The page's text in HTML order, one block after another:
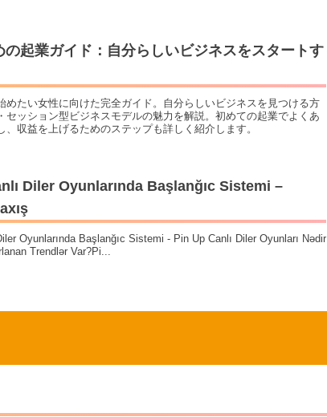
の起業ガイド：自分らしいビジネスをスタートす
めたい女性に向けた完全ガイド。自分らしいビジネスを見つける方
セッション型ビジネスモデルの魅力を解説。初めての起業でよくあ
、収益を上げるためのステップも詳しく紹介します。
Diler Oyunlarında Başlanğıc Sistemi –
Oyunlarında Başlanğıc Sistemi - Pin Up Canlı Diler Oyunları Nədir
Trendlər Var?Pi...